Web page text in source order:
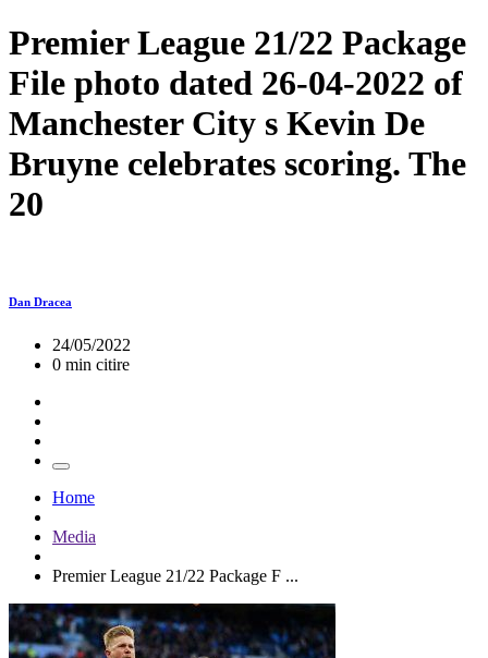
Premier League 21/22 Package
File photo dated 26-04-2022 of
Manchester City s Kevin De
Bruyne celebrates scoring. The
20
Dan Dracea
24/05/2022
0 min citire
Home
Media
Premier League 21/22 Package F ...